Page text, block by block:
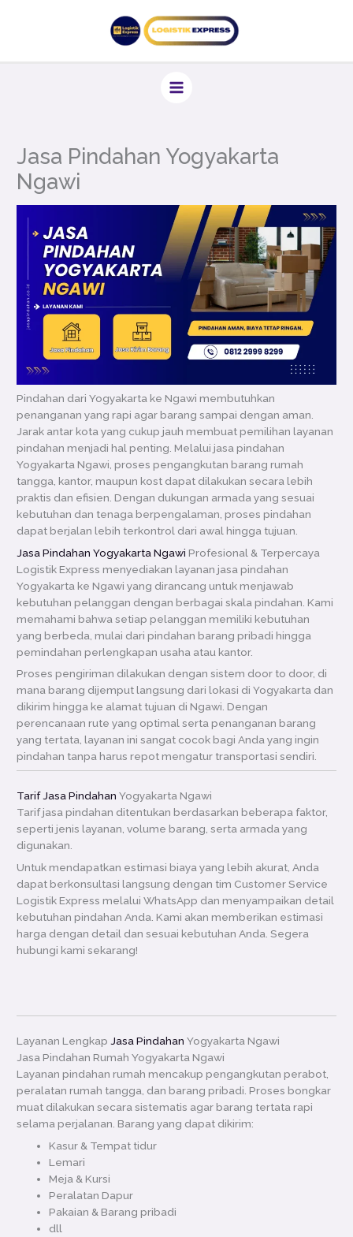
Jasa Pindahan Yogyakarta
Ngawi
Pindahan dari Yogyakarta ke Ngawi membutuhkan
penanganan yang rapi agar barang sampai dengan aman.
Jarak antar kota yang cukup jauh membuat pemilihan layanan
pindahan menjadi hal penting. Melalui jasa pindahan
Yogyakarta Ngawi, proses pengangkutan barang rumah
tangga, kantor, maupun kost dapat dilakukan secara lebih
praktis dan efisien. Dengan dukungan armada yang sesuai
kebutuhan dan tenaga berpengalaman, proses pindahan
dapat berjalan lebih terkontrol dari awal hingga tujuan.
Jasa Pindahan Yogyakarta Ngawi Profesional & Terpercaya
Logistik Express menyediakan layanan jasa pindahan
Yogyakarta ke Ngawi yang dirancang untuk menjawab
kebutuhan pelanggan dengan berbagai skala pindahan. Kami
memahami bahwa setiap pelanggan memiliki kebutuhan
yang berbeda, mulai dari pindahan barang pribadi hingga
pemindahan perlengkapan usaha atau kantor.
Proses pengiriman dilakukan dengan sistem door to door, di
mana barang dijemput langsung dari lokasi di Yogyakarta dan
dikirim hingga ke alamat tujuan di Ngawi. Dengan
perencanaan rute yang optimal serta penanganan barang
yang tertata, layanan ini sangat cocok bagi Anda yang ingin
pindahan tanpa harus repot mengatur transportasi sendiri.
Tarif Jasa Pindahan Yogyakarta Ngawi
Tarif jasa pindahan ditentukan berdasarkan beberapa faktor,
seperti jenis layanan, volume barang, serta armada yang
digunakan.
Untuk mendapatkan estimasi biaya yang lebih akurat, Anda
dapat berkonsultasi langsung dengan tim Customer Service
Logistik Express melalui WhatsApp dan menyampaikan detail
kebutuhan pindahan Anda. Kami akan memberikan estimasi
harga dengan detail dan sesuai kebutuhan Anda. Segera
hubungi kami sekarang!
Layanan Lengkap Jasa Pindahan Yogyakarta Ngawi
Jasa Pindahan Rumah Yogyakarta Ngawi
Layanan pindahan rumah mencakup pengangkutan perabot,
peralatan rumah tangga, dan barang pribadi. Proses bongkar
muat dilakukan secara sistematis agar barang tertata rapi
selama perjalanan. Barang yang dapat dikirim:
Kasur & Tempat tidur
Lemari
Meja & Kursi
Peralatan Dapur
Pakaian & Barang pribadi
dll